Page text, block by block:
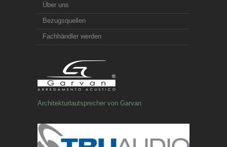
Über uns
Bezugsquellen
Fachhändler werden
Architekturlautsprecher von Garvan